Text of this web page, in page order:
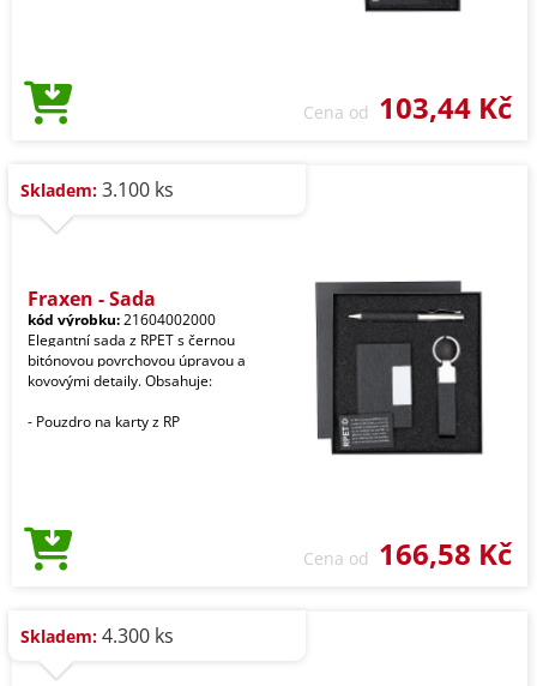
Cena od 103,44 Kč
Skladem: 3.100 ks
Fraxen - Sada
kód výrobku:21604002000
Elegantní sada z RPET s černou
bitónovou povrchovou úpravou a
kovovými detaily. Obsahuje:
- Pouzdro na karty z RP
Cena od 166,58 Kč
Skladem: 4.300 ks